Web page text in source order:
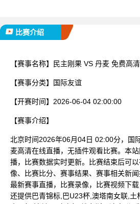
比赛介绍
【赛事名称】 民主刚果 VS 丹麦 免费高
【赛事分类】 国际友谊
【开赛时间】 2026-06-04 02:00:00
【赛事介绍】
北京时间2026年06月04日 02:00分，国
麦高清在线直播，无插件观看比赛。本
播，比赛数据实时更新。比赛结束后可
像、比赛比分、赛事结果、赛事相关新
最新赛事直播，比赛录像，比赛视频下
还提供巴青锦标,巴U23杯,澳塔南女联,土